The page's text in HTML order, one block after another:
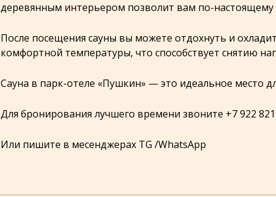
деревянным интерьером позволит вам по-настоящему
После посещения сауны вы можете отдохнуть и
комфортной температуры, что способствует снятию
Сауна в парк-отеле «Пушкин» — это идеальное место
Для бронирования лучшего времени звоните +7 922 821
Или пишите в месенджерах TG /WhatsApp